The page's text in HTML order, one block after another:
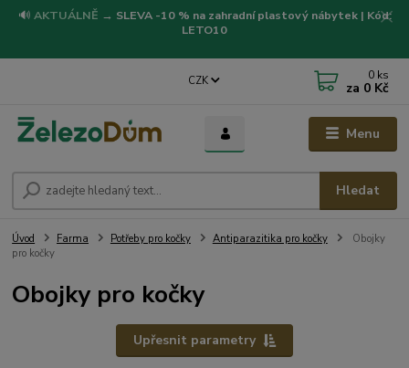
🔊 AKTUÁLNĚ → SLEVA -10 % na zahradní plastový nábytek | Kód:
LETO10
Menu
CZK
Hledat
0 ks
za 0 Kč
Úvod Farma Potřeby pro kočky Antiparazitika pro kočky
Obojky
pro kočky
Obojky pro kočky
Upřesnit parametry